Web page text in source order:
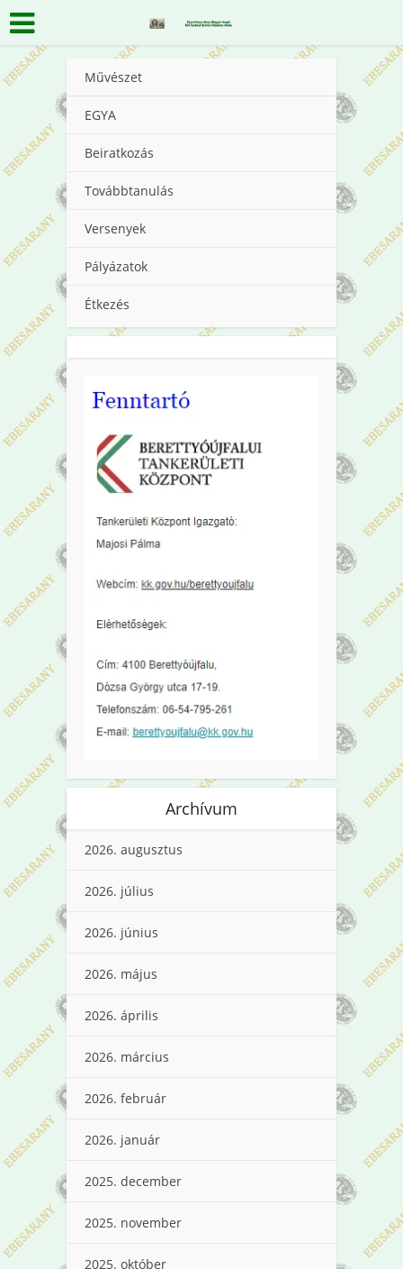
Művészet
EGYA
Beiratkozás
Továbbtanulás
Versenyek
Pályázatok
Étkezés
Archívum
2026. augusztus
2026. július
2026. június
2026. május
2026. április
2026. március
2026. február
2026. január
2025. december
2025. november
2025. október